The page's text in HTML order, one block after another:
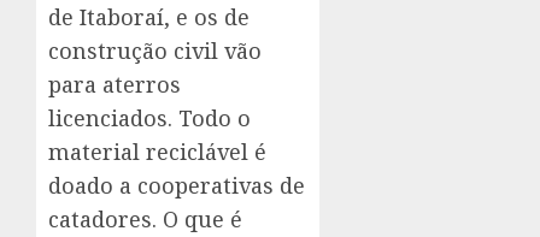
de Itaboraí, e os de
construção civil vão
para aterros
licenciados. Todo o
material reciclável é
doado a cooperativas de
catadores. O que é